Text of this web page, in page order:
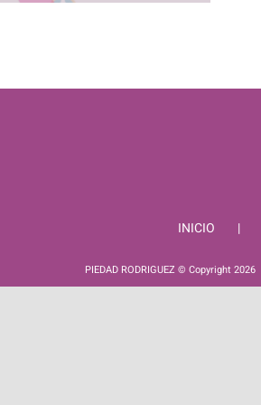
INICIO
PIEDAD RODRIGUEZ © Copyright